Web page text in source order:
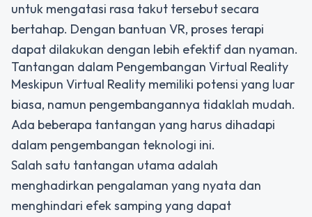
untuk mengatasi rasa takut tersebut secara
bertahap. Dengan bantuan VR, proses terapi
dapat dilakukan dengan lebih efektif dan nyaman.
Tantangan dalam Pengembangan Virtual Reality
Meskipun Virtual Reality memiliki potensi yang luar
biasa, namun pengembangannya tidaklah mudah.
Ada beberapa tantangan yang harus dihadapi
dalam pengembangan teknologi ini.
Salah satu tantangan utama adalah
menghadirkan pengalaman yang nyata dan
menghindari efek samping yang dapat